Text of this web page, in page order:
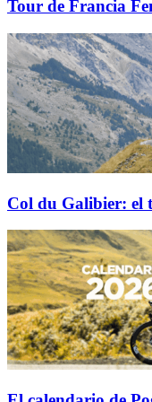
Tour de Francia
Col du Galibier: el